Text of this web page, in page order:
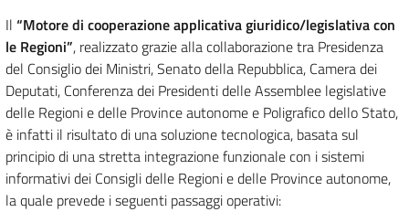
Il “Motore di cooperazione applicativa giuridico/legislativa con
le Regioni”, realizzato grazie alla collaborazione tra Presidenza
del Consiglio dei Ministri, Senato della Repubblica, Camera dei
Deputati, Conferenza dei Presidenti delle Assemblee legislative
delle Regioni e delle Province autonome e Poligrafico dello Stato,
è infatti il risultato di una soluzione tecnologica, basata sul
principio di una stretta integrazione funzionale con i sistemi
informativi dei Consigli delle Regioni e delle Province autonome,
la quale prevede i seguenti passaggi operativi: